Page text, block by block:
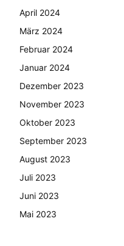
April 2024
März 2024
Februar 2024
Januar 2024
Dezember 2023
November 2023
Oktober 2023
September 2023
August 2023
Juli 2023
Juni 2023
Mai 2023